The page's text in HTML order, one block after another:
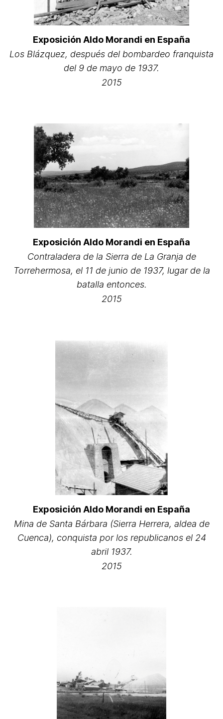
Exposición Aldo Morandi en España
Los Blázquez, después del bombardeo franquista
del 9 de mayo de 1937.
2015
Exposición Aldo Morandi en España
Contraladera de la Sierra de La Granja de
Torrehermosa, el 11 de junio de 1937, lugar de la
batalla entonces.
2015
Exposición Aldo Morandi en España
Mina de Santa Bárbara (Sierra Herrera, aldea de
Cuenca), conquista por los republicanos el 24
abril 1937.
2015